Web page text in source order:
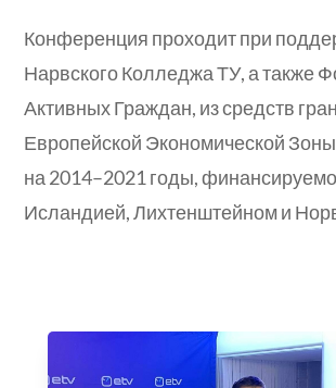
Конференция проходит при
Нарвского Колледжа ТУ, а также
Активных Граждан, из средств
Европейской Экономической
на 2014–2021 годы,
Исландией, Лихтенштейном и